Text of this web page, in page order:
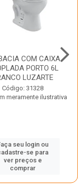
COM CAIXA
PORTO 6L
LUZARTE
Código: 31328
meramente ilustrativa
seu login ou
se para
ver preços e
comprar